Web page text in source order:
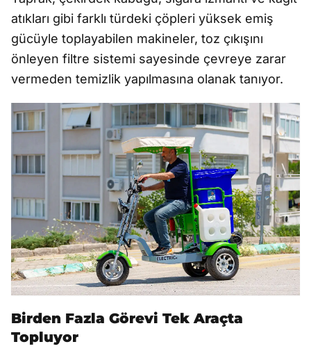
atıkları gibi farklı türdeki çöpleri yüksek emiş
gücüyle toplayabilen makineler, toz çıkışını
önleyen filtre sistemi sayesinde çevreye zarar
vermeden temizlik yapılmasına olanak tanıyor.
Birden Fazla Görevi Tek Araçta
Topluyor